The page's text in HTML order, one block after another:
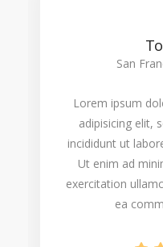
San
Lorem ipsum
adipisicing elit,
incididunt ut
Ut enim ad
exercitation
ea